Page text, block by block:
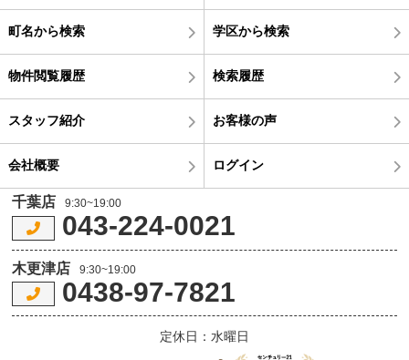
町名から検索 学区から検索
物件閲覧履歴 検索履歴
スタッフ紹介 お客様の声
会社概要 ログイン
千葉店 9:30~19:00
043-224-0021
木更津店 9:30~19:00
0438-97-7821
定休日：水曜日